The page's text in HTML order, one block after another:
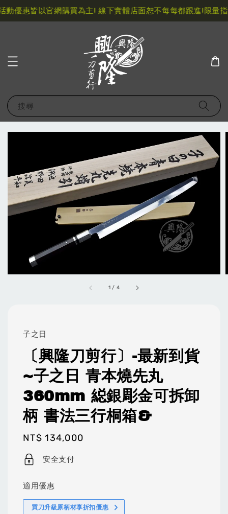
優惠皆以官網購買為主! 線下實體店面恕不每每都跟進!限量指
搜尋
1 / 4
子之日
〔興隆刀剪行〕-最新到貨
~子之日 青本燒先丸
360mm 縂銀彫金可拆卸
柄 書法三行桐箱&
Regular
price
NT$ 134,000
安全支付
適用優惠
買刀升級原柄材享折扣優惠